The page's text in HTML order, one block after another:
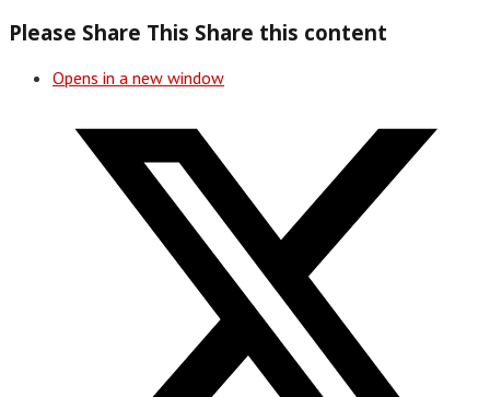
Please Share This Share this content
Opens in a new window